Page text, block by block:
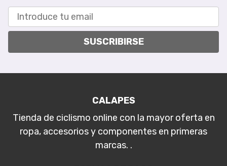
SUSCRIBIRSE
CALAPES
Tienda de ciclismo online con la mayor oferta en
ropa, accesorios y componentes en primeras
marcas. .